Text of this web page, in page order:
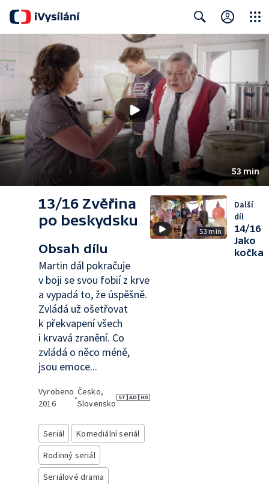
Close
53 min
13/16 Zvěřina
po beskydsku
Obsah dílu
Martin dál pokračuje
v boji se svou fobií z krve
a vypadá to, že úspěšně.
Zvládá už ošetřovat
k překvapení všech
i krvavá zranění. Co
zvládá o něco méně,
jsou emoce...
Vyrobeno
2016
•
Česko,
Slovensko
Seriál
Komediální seriál
Rodinný seriál
Seriálové drama
53 min
Další
díl
14/16
Jako
kočka